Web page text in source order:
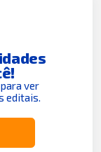
ver
editais.